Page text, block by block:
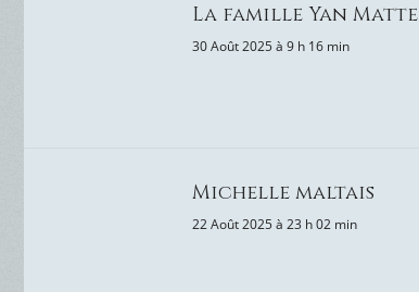
La famille Yan Matte
30 Août 2025 à 9 h 16 min
Michelle maltais
22 Août 2025 à 23 h 02 min